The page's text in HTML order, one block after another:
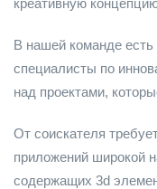
креативную
В нашей команде есть
специалисты по
над проектами,
От соискателя
приложений широкой
содержащих 3d